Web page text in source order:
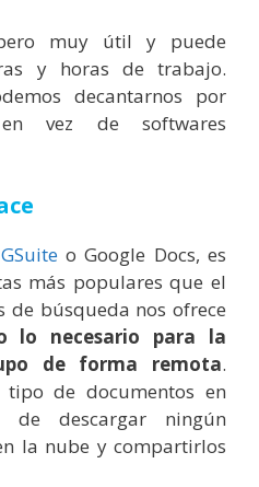
muy útil y puede
y horas de trabajo.
decantarnos por
vez de softwares
GSuiteo Google Docs, es
más populares que el
de búsqueda nos ofrece
lo necesario para la
de forma remota.
de documentos en
de descargar ningún
la nube y compartirlos